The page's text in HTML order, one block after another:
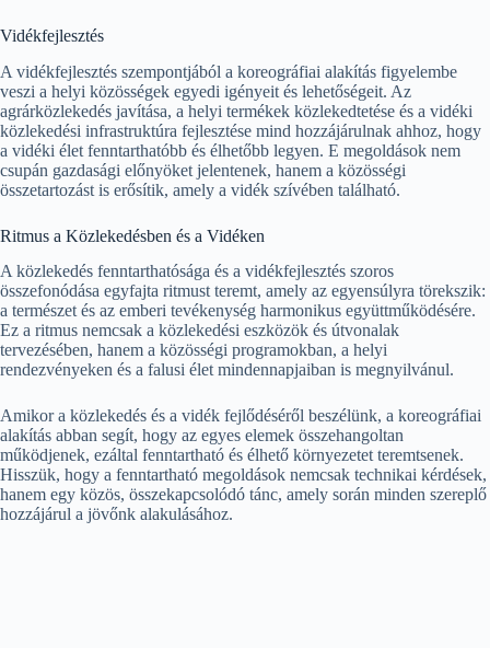
Vidékfejlesztés
A vidékfejlesztés szempontjából a koreográfiai alakítás figyelembe
veszi a helyi közösségek egyedi igényeit és lehetőségeit. Az
agrárközlekedés javítása, a helyi termékek közlekedtetése és a vidéki
közlekedési infrastruktúra fejlesztése mind hozzájárulnak ahhoz, hogy
a vidéki élet fenntarthatóbb és élhetőbb legyen. E megoldások nem
csupán gazdasági előnyöket jelentenek, hanem a közösségi
összetartozást is erősítik, amely a vidék szívében található.
Ritmus a Közlekedésben és a Vidéken
A közlekedés fenntarthatósága és a vidékfejlesztés szoros
összefonódása egyfajta ritmust teremt, amely az egyensúlyra törekszik:
a természet és az emberi tevékenység harmonikus együttműködésére.
Ez a ritmus nemcsak a közlekedési eszközök és útvonalak
tervezésében, hanem a közösségi programokban, a helyi
rendezvényeken és a falusi élet mindennapjaiban is megnyilvánul.
Amikor a közlekedés és a vidék fejlődéséről beszélünk, a koreográfiai
alakítás abban segít, hogy az egyes elemek összehangoltan
működjenek, ezáltal fenntartható és élhető környezetet teremtsenek.
Hisszük, hogy a fenntartható megoldások nemcsak technikai kérdések,
hanem egy közös, összekapcsolódó tánc, amely során minden szereplő
hozzájárul a jövőnk alakulásához.